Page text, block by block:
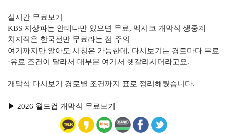
실시간 무료보기
KBS 지상파는 안테나만 있으면 무료, 멕시코 개막식 생중계
치지직은 한국전만 무료라는 점 주의
여기까지만 알아도 시청은 가능한데, 다시보기는 경로마다 무료
·유료 조건이 달라서 대부분 여기서 헷갈리시더라고요.
개막식 다시보기 경로별 조건까지 표로 정리해뒀습니다.
▶︎ 2026 월드컵 개막식 무료보기